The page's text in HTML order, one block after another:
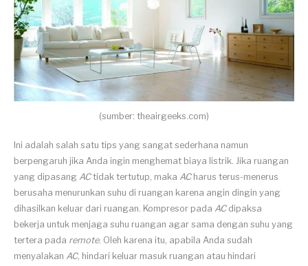
(sumber: theairgeeks.com)
Ini adalah salah satu tips yang sangat sederhana namun
berpengaruh jika Anda ingin menghemat biaya listrik. Jika ruangan
yang dipasang ACtidak tertutup, maka AC harus terus-menerus
berusaha menurunkan suhu di ruangan karena angin dingin yang
dihasilkan keluar dari ruangan. Kompresor pada AC dipaksa
bekerja untuk menjaga suhu ruangan agar sama dengan suhu yang
tertera pada remote. Oleh karena itu, apabila Anda sudah
menyalakan AC, hindari keluar masuk ruangan atau hindari